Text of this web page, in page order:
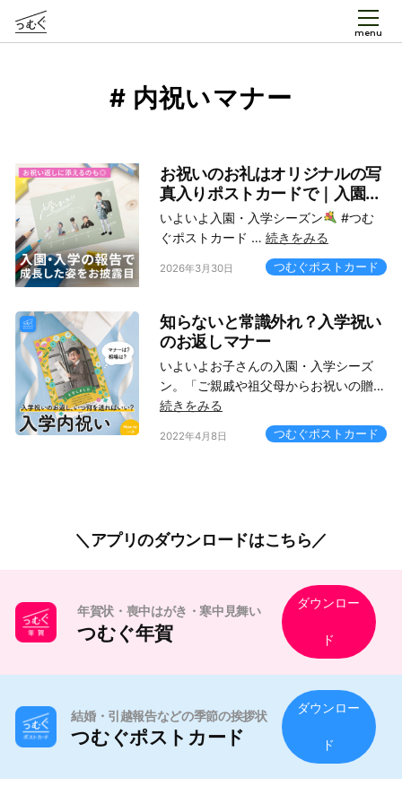
# 内祝いマナー
お祝いのお礼はオリジナルの写
真入りポストカードで｜入園...
いよいよ入園・入学シーズン
#つむ
ぐポストカード …続きをみる
2026年3月30日 つむぐポストカード
知らないと常識外れ？入学祝い
のお返しマナー
いよいよお子さんの入園・入学シーズ
ン。「ご親戚や祖父母からお祝いの贈…
続きをみる
2022年4月8日 つむぐポストカード
アプリのダウンロードはこちら
年賀状・喪中はがき・寒中見舞い
つむぐ年賀
ダウンロー
ド
結婚・引越報告などの季節の挨拶状
つむぐポストカード
ダウンロー
ド
menu